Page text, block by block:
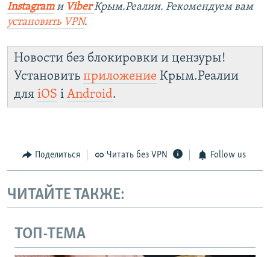
Instagram и ViberКрым.Реалии. Рекомендуем вам
установить VPN.
Новости без блокировки и цензуры!
Установить приложение Крым.Реалии
для iOS і Android.
Поделиться Читать без VPN Follow us
ЧИТАЙТЕ ТАКЖЕ:
ТОП-ТЕМА